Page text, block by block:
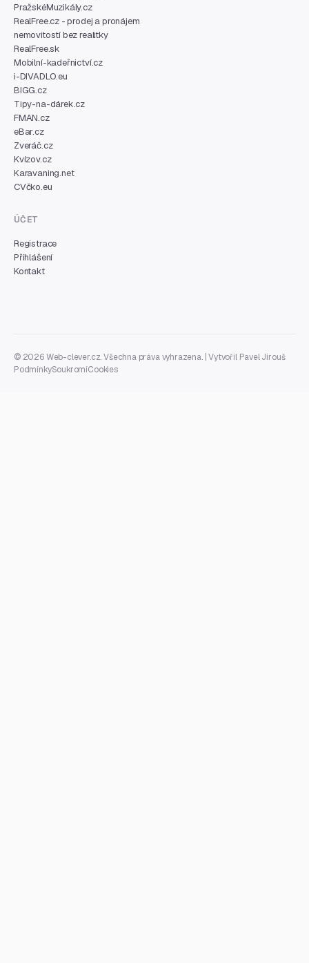
PražskéMuzikály.cz
RealFree.cz - prodej a pronájem
nemovitostí bez realitky
RealFree.sk
Mobilní-kadeřnictví.cz
i-DIVADLO.eu
BIGG.cz
Tipy-na-dárek.cz
FMAN.cz
eBar.cz
Zveráč.cz
Kvízov.cz
Karavaning.net
CVčko.eu
ÚČET
Registrace
Přihlášení
Kontakt
© 2026 Web-clever.cz. Všechna práva vyhrazena. | Vytvořil Pavel Jirouš
PodmínkySoukromíCookies